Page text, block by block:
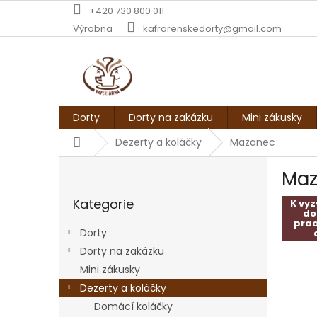
obsah
+420 730 800 011 -
Výrobna
kafrarenskedorty@gmail.com
Dorty Dorty na zakázku Mini zákusky
DomůDezerty a koláčky Mazanec
kategorie
Kategorie
Dorty
Dorty na zakázku
Mini zákusky
Dezerty a koláčky
Domácí koláčky
K